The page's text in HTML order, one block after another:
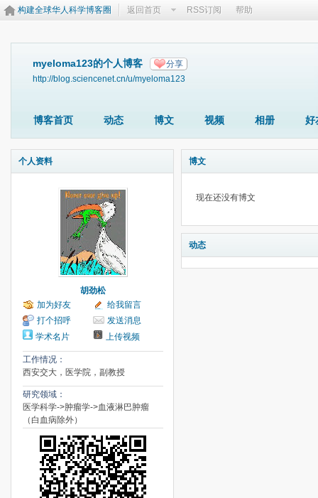
构建全球华人科学博客圈 返回首页 RSS订阅 帮助
myeloma123的个人博客 分享
http://blog.sciencenet.cn/u/myeloma123
博客首页 动态 博文 视频 相册 好
个人资料
胡劲松
加为好友
给我留言
打个招呼
发送消息
学术名片
上传视频
工作情况：
西安交大，医学院，副教授
研究领域：
医学科学->肿瘤学->血液淋巴肿瘤
（白血病除外）
博文
现在还没有博文
动态